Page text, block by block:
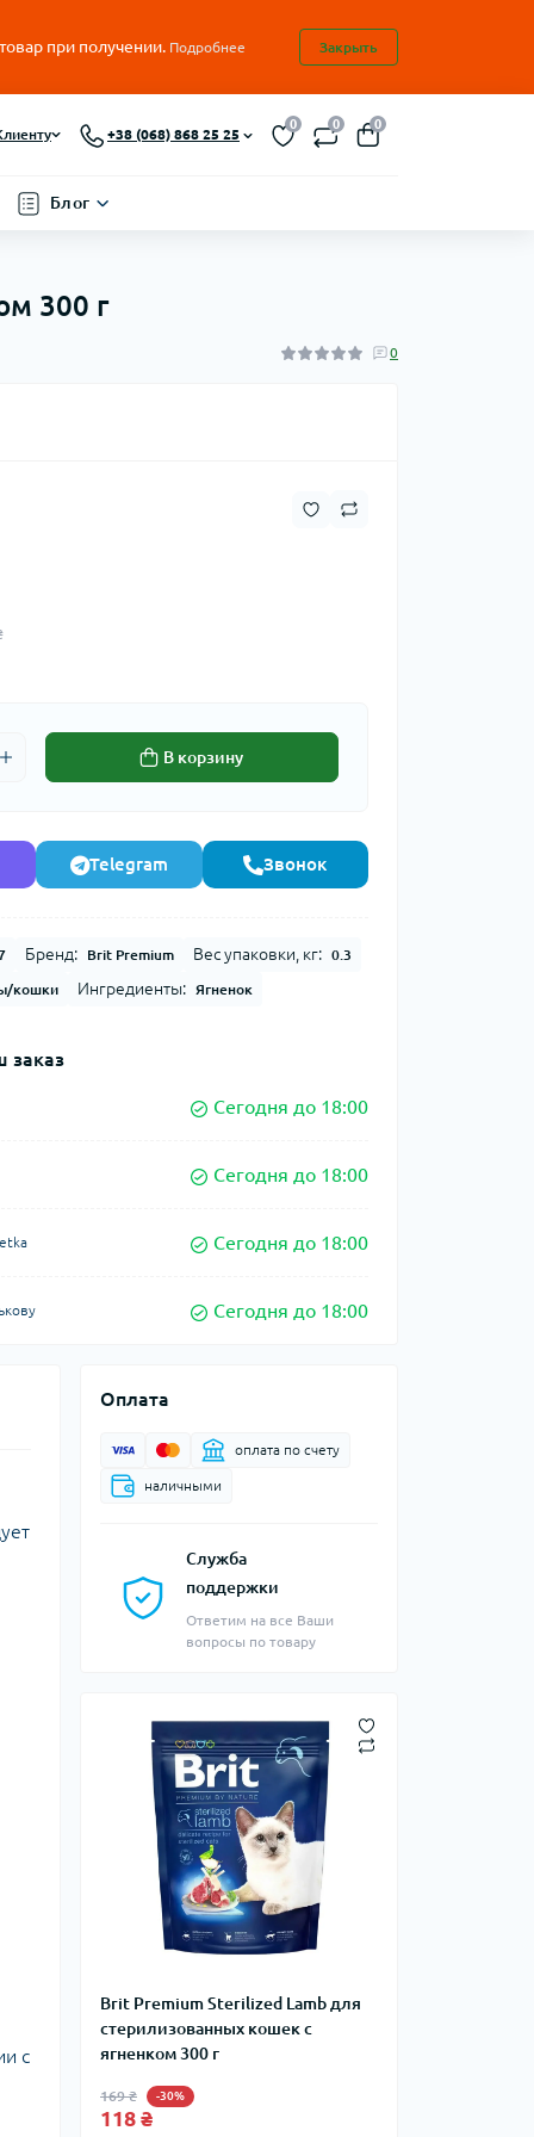
при получении. Подробнее Закрыть
+38 (068) 868 25 25
0 0 0
Блог
300 г
0
В корзину
Telegram Звонок
Бренд: Brit Premium Вес упаковки, кг: 0.3
кошки Ингредиенты: Ягненок
заказ
Сегодня до 18:00
Сегодня до 18:00
Сегодня до 18:00
Сегодня до 18:00
Оплата
оплата по счету
наличными
Служба
поддержки
Ответим на все Ваши
вопросы по товару
Brit Premium Sterilized Lamb для
стерилизованных кошек с
ягненком 300 г
169 ₴ -30%
118 ₴
с